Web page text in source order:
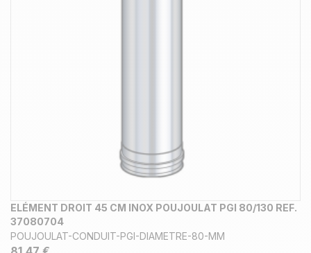
ELÉMENT DROIT 45 CM INOX POUJOULAT PGI 80/130 REF.
37080704
POUJOULAT-CONDUIT-PGI-DIAMETRE-80-MM